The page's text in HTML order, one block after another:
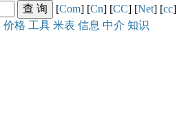
[Com] [Cn] [CC] [Net] [cc]
价格 工具 米表 信息 中介 知识